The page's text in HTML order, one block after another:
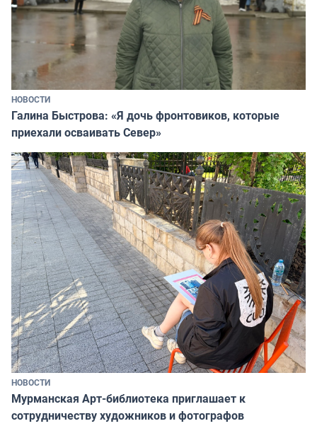
НОВОСТИ
Галина Быстрова: «Я дочь фронтовиков, которые
приехали осваивать Север»
НОВОСТИ
Мурманская Арт-библиотека приглашает к
сотрудничеству художников и фотографов